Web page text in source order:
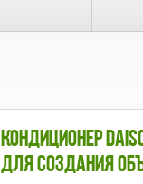
Кондиционер
Для Создания